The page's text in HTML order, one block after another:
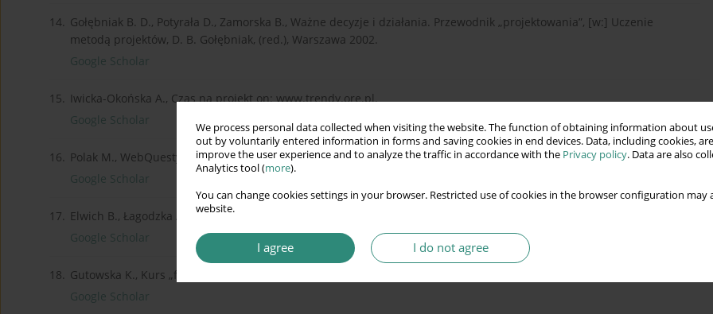
We process personal data collected when visiting the website. The function of obtaining information about
out by voluntarily entered information in forms and saving cookies in end devices. Data, including cookies,
improve the user experience and to analyze the traffic in accordance with the Privacy policy. Data are also
Analytics tool (more).
You can change cookies settings in your browser. Restricted use of cookies in the browser configuration
website.
I agree I do not agree
14. Gołębniak B. D., Potyrała D., Zamorska B., Ważne decyzje i działania. Przewodnik „projektowania”, [w:] Uczenie
metodą projektów, D. B. Gołębniak, (red.), Warszawa 2002.
Google Scholar
15.
Iwicka-Okońska A., Czas na projekt on: www.trendy.ore.pl.
Google Scholar
16. Polak M., WebQuesty w edukacji on: www.edunews.pl.
Google Scholar
17. Elwich B., Łagodzka A., Piłat R., Filozofia dla dzieci. Informacja o programie, Warszawa 1996.
Google Scholar
18. Gutowska K., Kurs „filozofii dla dzieci”, „Edukacja Filozoficzna”, 1993 vol.15.
Google Scholar